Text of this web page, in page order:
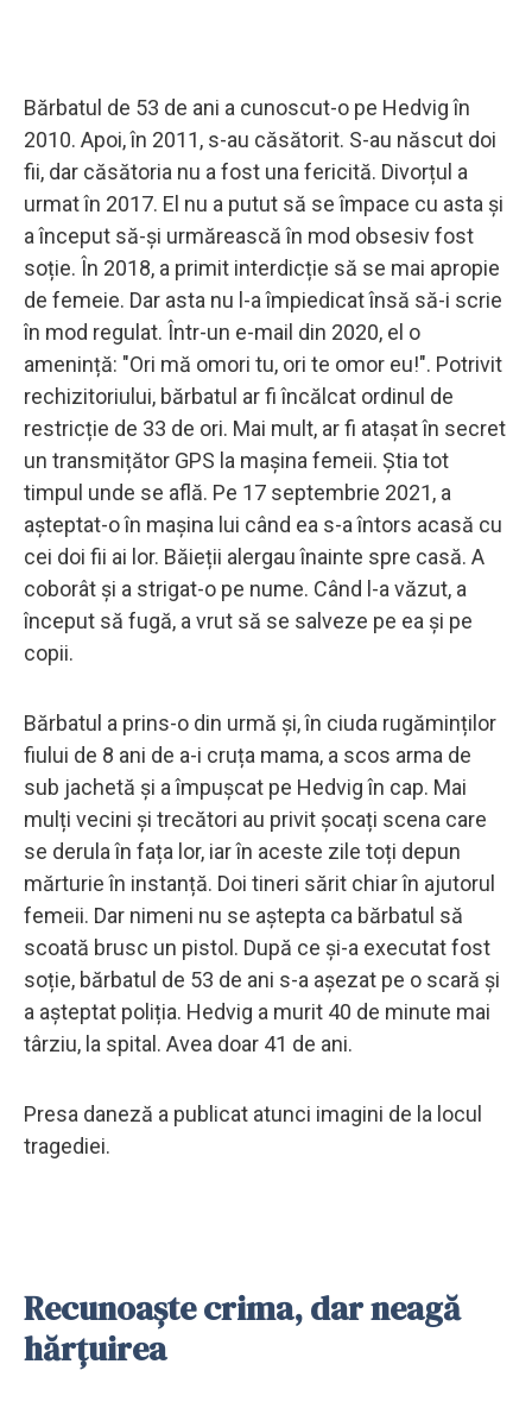
Bărbatul de 53 de ani a cunoscut-o pe Hedvig în
2010. Apoi, în 2011, s-au căsătorit. S-au născut doi
fii, dar căsătoria nu a fost una fericită. Divorțul a
urmat în 2017. El nu a putut să se împace cu asta și
a început să-și urmărească în mod obsesiv fost
soție. În 2018, a primit interdicție să se mai apropie
de femeie. Dar asta nu l-a împiedicat însă să-i scrie
în mod regulat. Într-un e-mail din 2020, el o
amenință: "Ori mă omori tu, ori te omor eu!". Potrivit
rechizitoriului, bărbatul ar fi încălcat ordinul de
restricție de 33 de ori. Mai mult, ar fi atașat în secret
un transmițător GPS la mașina femeii. Știa tot
timpul unde se află. Pe 17 septembrie 2021, a
așteptat-o în mașina lui când ea s-a întors acasă cu
cei doi fii ai lor. Băieții alergau înainte spre casă. A
coborât și a strigat-o pe nume. Când l-a văzut, a
început să fugă, a vrut să se salveze pe ea și pe
copii.
Bărbatul a prins-o din urmă și, în ciuda rugăminților
fiului de 8 ani de a-i cruța mama, a scos arma de
sub jachetă și a împușcat pe Hedvig în cap. Mai
mulți vecini și trecători au privit șocați scena care
se derula în fața lor, iar în aceste zile toți depun
mărturie în instanță. Doi tineri sărit chiar în ajutorul
femeii. Dar nimeni nu se aștepta ca bărbatul să
scoată brusc un pistol. După ce și-a executat fost
soție, bărbatul de 53 de ani s-a așezat pe o scară și
a așteptat poliția. Hedvig a murit 40 de minute mai
târziu, la spital. Avea doar 41 de ani.
Presa daneză a publicat atunci imagini de la locul
tragediei.
Recunoaște crima, dar neagă
hărțuirea